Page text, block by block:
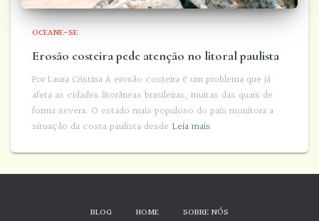
OCEANE-SE
Erosão costeira pede atenção no litoral paulista
Por Laura Cristina A erosão costeira é um problema que já
afeta as cidades litorâneas brasileiras, muitas das quais de
forma severa. O estado mais populoso do país monitora a
situação da costa paulista desde Leia mais
BLOG HOME SOBRE NÓS